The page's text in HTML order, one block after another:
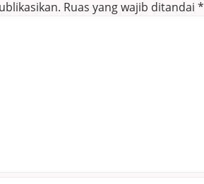
Ruas yang wajib ditandai *